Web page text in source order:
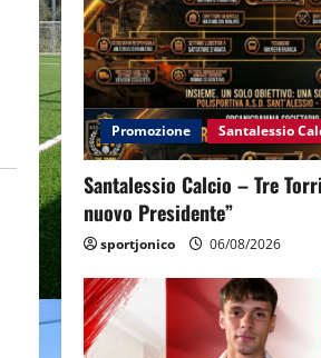
Promozione Santalessio
Santalessio Calcio – Tre
nuovo Presidente”
sportjonico 06/08/2026